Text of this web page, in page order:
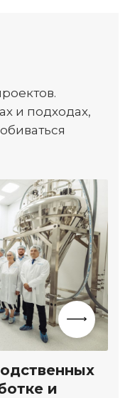
и подходах,
и